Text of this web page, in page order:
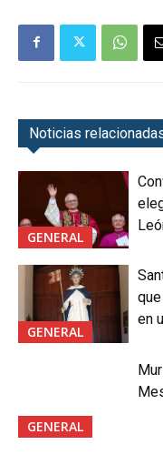
Noticias
GENERAL
GENERAL
en
GENERAL